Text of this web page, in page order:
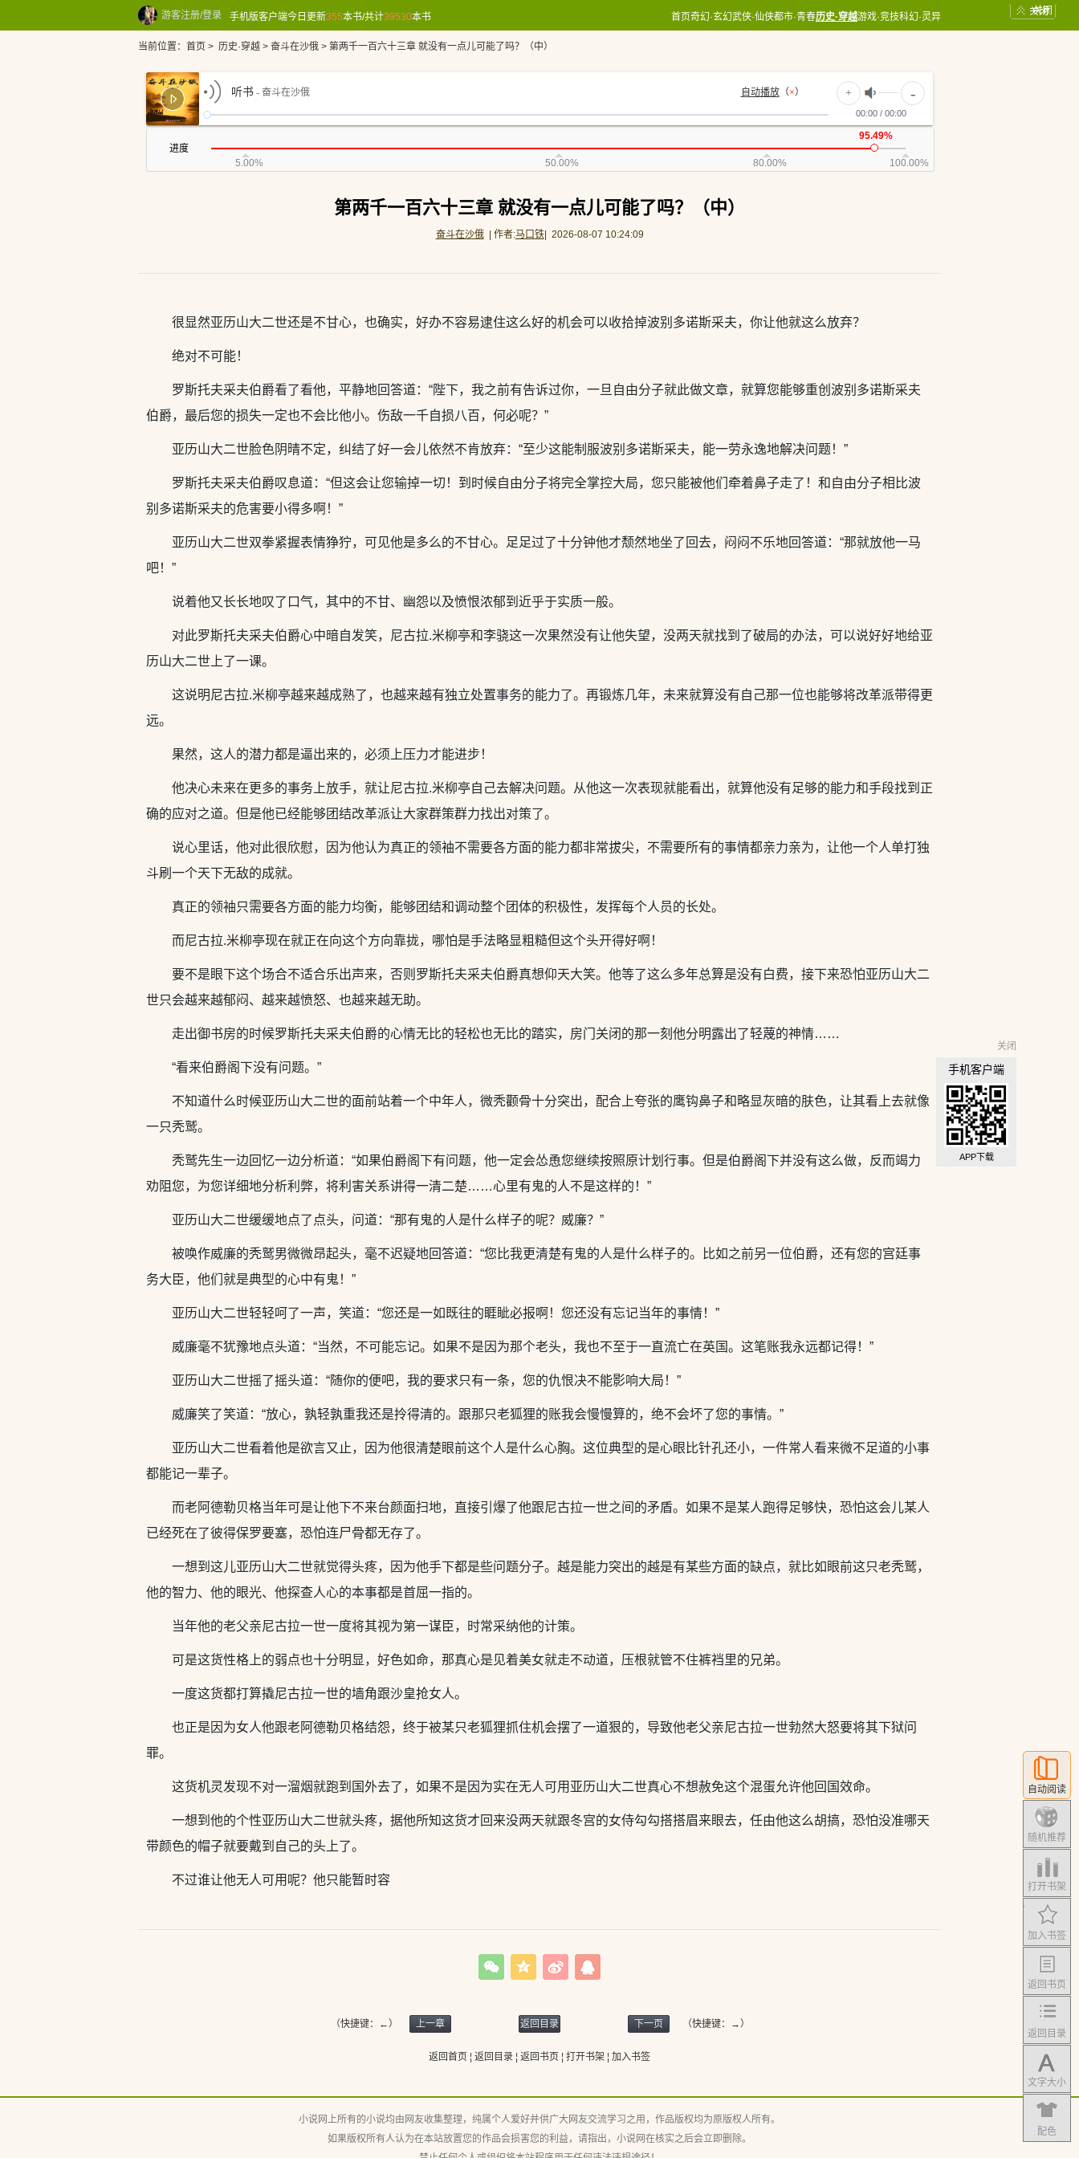
关闭
游客注册/登录 手机版客户端今日更新355本书/共计39530本书 首页奇幻·玄幻武侠·仙侠都市·青春历史·穿越游戏·竞技科幻·灵异
当前位置： 首页 > 历史·穿越 > 奋斗在沙俄 > 第两千一百六十三章 就没有一点儿可能了吗？（中）
听书 - 奋斗在沙俄
00:00 / 00:00
+ -
自动播放（×）
进度
95.49%
5.00% 50.00% 80.00% 100.00%
第两千一百六十三章 就没有一点儿可能了吗？（中）
奋斗在沙俄| 作者:马口铁| 2026-08-07 10:24:09
很显然亚历山大二世还是不甘心，也确实，好办不容易逮住这么好的机会可以收拾掉波别多诺斯采夫，你让他就这么放弃？
绝对不可能！
罗斯托夫采夫伯爵看了看他，平静地回答道：“陛下，我之前有告诉过你，一旦自由分子就此做文章，就算您能够重创波别多诺斯采夫
伯爵，最后您的损失一定也不会比他小。伤敌一千自损八百，何必呢？”
亚历山大二世脸色阴晴不定，纠结了好一会儿依然不肯放弃：“至少这能制服波别多诺斯采夫，能一劳永逸地解决问题！”
罗斯托夫采夫伯爵叹息道：“但这会让您输掉一切！到时候自由分子将完全掌控大局，您只能被他们牵着鼻子走了！和自由分子相比波
别多诺斯采夫的危害要小得多啊！”
亚历山大二世双拳紧握表情狰狞，可见他是多么的不甘心。足足过了十分钟他才颓然地坐了回去，闷闷不乐地回答道：“那就放他一马
吧！”
说着他又长长地叹了口气，其中的不甘、幽怨以及愤恨浓郁到近乎于实质一般。
对此罗斯托夫采夫伯爵心中暗自发笑，尼古拉.米柳亭和李骁这一次果然没有让他失望，没两天就找到了破局的办法，可以说好好地给亚
历山大二世上了一课。
这说明尼古拉.米柳亭越来越成熟了，也越来越有独立处置事务的能力了。再锻炼几年，未来就算没有自己那一位也能够将改革派带得更
远。
果然，这人的潜力都是逼出来的，必须上压力才能进步！
他决心未来在更多的事务上放手，就让尼古拉.米柳亭自己去解决问题。从他这一次表现就能看出，就算他没有足够的能力和手段找到正
确的应对之道。但是他已经能够团结改革派让大家群策群力找出对策了。
说心里话，他对此很欣慰，因为他认为真正的领袖不需要各方面的能力都非常拔尖，不需要所有的事情都亲力亲为，让他一个人单打独
斗刷一个天下无敌的成就。
真正的领袖只需要各方面的能力均衡，能够团结和调动整个团体的积极性，发挥每个人员的长处。
而尼古拉.米柳亭现在就正在向这个方向靠拢，哪怕是手法略显粗糙但这个头开得好啊！
要不是眼下这个场合不适合乐出声来，否则罗斯托夫采夫伯爵真想仰天大笑。他等了这么多年总算是没有白费，接下来恐怕亚历山大二
世只会越来越郁闷、越来越愤怒、也越来越无助。
走出御书房的时候罗斯托夫采夫伯爵的心情无比的轻松也无比的踏实，房门关闭的那一刻他分明露出了轻蔑的神情……
“看来伯爵阁下没有问题。”
不知道什么时候亚历山大二世的面前站着一个中年人，微秃颧骨十分突出，配合上夸张的鹰钩鼻子和略显灰暗的肤色，让其看上去就像
一只秃鹫。
秃鹫先生一边回忆一边分析道：“如果伯爵阁下有问题，他一定会怂恿您继续按照原计划行事。但是伯爵阁下并没有这么做，反而竭力
劝阻您，为您详细地分析利弊，将利害关系讲得一清二楚……心里有鬼的人不是这样的！”
亚历山大二世缓缓地点了点头，问道：“那有鬼的人是什么样子的呢？威廉？”
被唤作威廉的秃鹫男微微昂起头，毫不迟疑地回答道：“您比我更清楚有鬼的人是什么样子的。比如之前另一位伯爵，还有您的宫廷事
务大臣，他们就是典型的心中有鬼！”
亚历山大二世轻轻呵了一声，笑道：“您还是一如既往的睚眦必报啊！您还没有忘记当年的事情！”
威廉毫不犹豫地点头道：“当然，不可能忘记。如果不是因为那个老头，我也不至于一直流亡在英国。这笔账我永远都记得！”
亚历山大二世摇了摇头道：“随你的便吧，我的要求只有一条，您的仇恨决不能影响大局！”
威廉笑了笑道：“放心，孰轻孰重我还是拎得清的。跟那只老狐狸的账我会慢慢算的，绝不会坏了您的事情。”
亚历山大二世看着他是欲言又止，因为他很清楚眼前这个人是什么心胸。这位典型的是心眼比针孔还小，一件常人看来微不足道的小事
都能记一辈子。
而老阿德勒贝格当年可是让他下不来台颜面扫地，直接引爆了他跟尼古拉一世之间的矛盾。如果不是某人跑得足够快，恐怕这会儿某人
已经死在了彼得保罗要塞，恐怕连尸骨都无存了。
一想到这儿亚历山大二世就觉得头疼，因为他手下都是些问题分子。越是能力突出的越是有某些方面的缺点，就比如眼前这只老秃鹫，
他的智力、他的眼光、他探查人心的本事都是首屈一指的。
当年他的老父亲尼古拉一世一度将其视为第一谋臣，时常采纳他的计策。
可是这货性格上的弱点也十分明显，好色如命，那真心是见着美女就走不动道，压根就管不住裤裆里的兄弟。
一度这货都打算撬尼古拉一世的墙角跟沙皇抢女人。
也正是因为女人他跟老阿德勒贝格结怨，终于被某只老狐狸抓住机会摆了一道狠的，导致他老父亲尼古拉一世勃然大怒要将其下狱问
罪。
这货机灵发现不对一溜烟就跑到国外去了，如果不是因为实在无人可用亚历山大二世真心不想赦免这个混蛋允许他回国效命。
一想到他的个性亚历山大二世就头疼，据他所知这货才回来没两天就跟冬宫的女侍勾勾搭搭眉来眼去，任由他这么胡搞，恐怕没准哪天
带颜色的帽子就要戴到自己的头上了。
不过谁让他无人可用呢？他只能暂时容
（快捷键：←） 上一章
返回目录
键:Enter)
下一页 （快捷键：→）
返回首页 ¦ 返回目录 ¦ 返回书页 ¦ 打开书架 ¦ 加入书签
随机推荐
打开书架
加入书签
返回书页
返回目录
文字大小
配色
自动阅读
小说网上所有的小说均由网友收集整理，纯属个人爱好并供广大网友交流学习之用，作品版权均为原版权人所有。
如果版权所有人认为在本站放置您的作品会损害您的利益，请指出，小说网在核实之后会立即删除。
关闭
手机客户端
APP下载